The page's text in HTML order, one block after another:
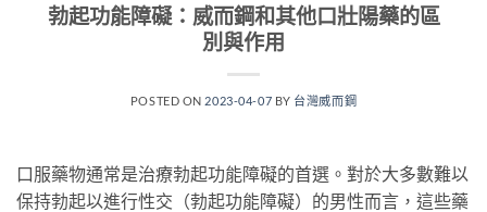
勃起功能障礙：威而鋼和其他口壯陽藥的區
別與作用
POSTED ON 2023-04-07 BY 台灣威而鋼
口服藥物通常是治療勃起功能障礙的首選。對於大多數難以
保持勃起以進行性交（勃起功能障礙）的男性而言，這些藥